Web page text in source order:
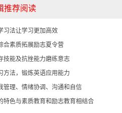
推荐阅读
习法让学习更加高效
合素质拓展励志夏令营
技能及抗挫能力磨练意志
方法，锻炼英语应用能力
管理、情绪协调、沟通和自信
特色与素质教育和励志教育相结合